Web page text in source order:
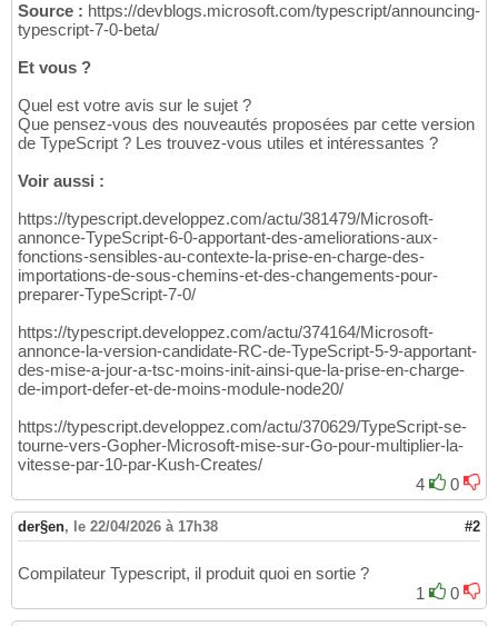
Source : https://devblogs.microsoft.com/typescript/announcing-
typescript-7-0-beta/
Et vous ?
Quel est votre avis sur le sujet ?
Que pensez-vous des nouveautés proposées par cette version
de TypeScript ? Les trouvez-vous utiles et intéressantes ?
Voir aussi :
https://typescript.developpez.com/actu/381479/Microsoft-
annonce-TypeScript-6-0-apportant-des-ameliorations-aux-
fonctions-sensibles-au-contexte-la-prise-en-charge-des-
importations-de-sous-chemins-et-des-changements-pour-
preparer-TypeScript-7-0/
https://typescript.developpez.com/actu/374164/Microsoft-
annonce-la-version-candidate-RC-de-TypeScript-5-9-apportant-
des-mise-a-jour-a-tsc-moins-init-ainsi-que-la-prise-en-charge-
de-import-defer-et-de-moins-module-node20/
https://typescript.developpez.com/actu/370629/TypeScript-se-
tourne-vers-Gopher-Microsoft-mise-sur-Go-pour-multiplier-la-
vitesse-par-10-par-Kush-Creates/
4
0
der§en, le 22/04/2026 à 17h38 #2
Compilateur Typescript, il produit quoi en sortie ?
1
0